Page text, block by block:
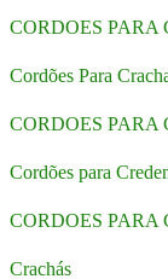
CORDOES PARA
Cordões Para
CORDOES PARA
Cordões para
CORDOES PARA
Crachás